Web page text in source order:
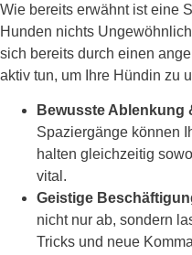
Wie bereits erwähnt ist eine
Hunden nichts
sich bereits durch einen
aktiv tun, um Ihre Hündin zu
Bewusste Ablenkung
Spaziergänge können
halten gleichzeitig
vital.
Geistige
nicht nur ab, sondern
Tricks und neue